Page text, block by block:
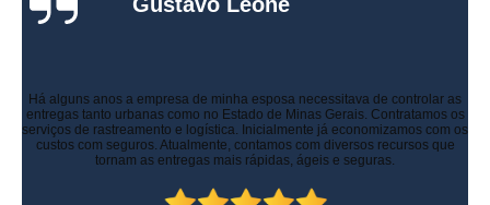
Há alguns anos a empresa de minha esposa necessitava de controlar as
entregas tanto urbanas como no Estado de Minas Gerais. Contratamos os
serviços de rastreamento e logística. Inicialmente já economizamos com os
custos com seguros. Atualmente, contamos com diversos recursos que
tornam as entregas mais rápidas, ágeis e seguras.